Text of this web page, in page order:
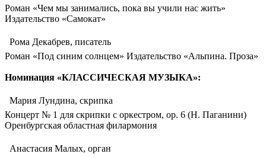
Роман «Чем мы занимались, пока вы учили нас жить»
Издательство «Самокат»
 Рома Декабрев, писатель
Роман «Под синим солнцем» Издательство «Альпина. Проза»
Номинация «КЛАССИЧЕСКАЯ МУЗЫКА»:
 Мария Лундина, скрипка
Концерт № 1 для скрипки с оркестром, op. 6 (Н. Паганини)
Оренбургская областная филармония
 Анастасия Малых, орган